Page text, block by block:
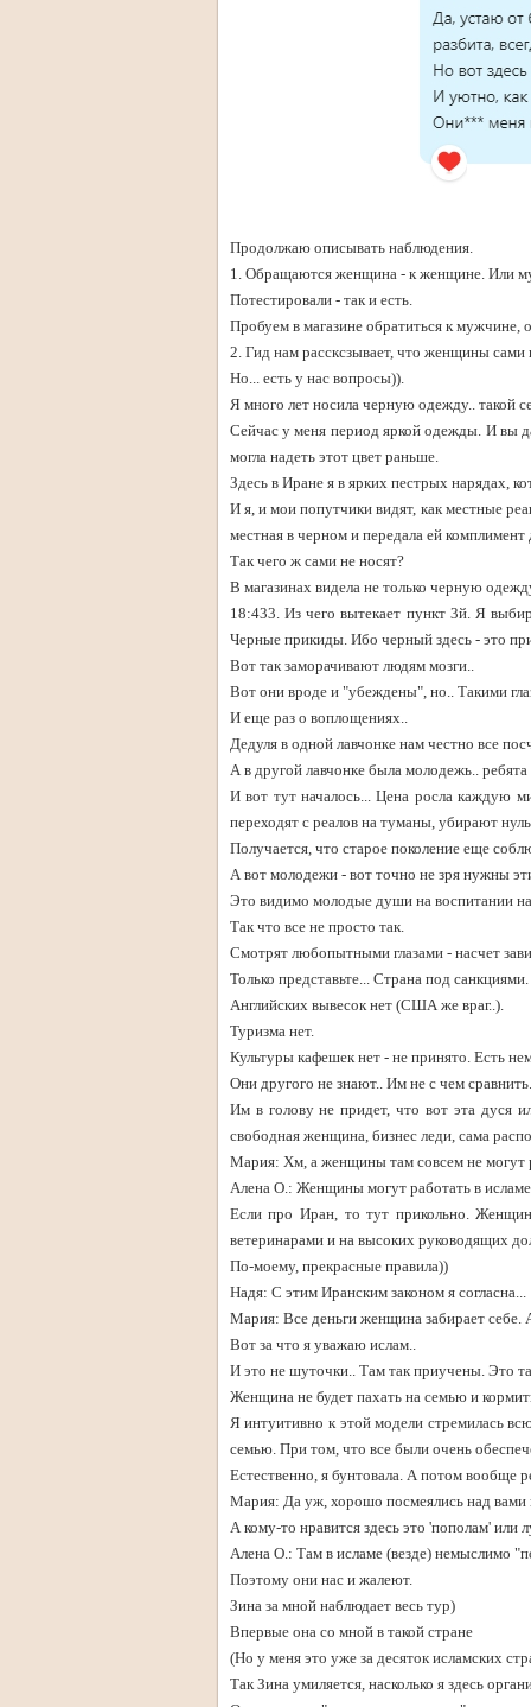
Продолжаю описывать наблюдения.
1. Обращаются женщина - к женщине. Или
Потестировали - так и есть.
Пробуем в магазине обратиться к мужчине,
2. Гид нам рассксзывает, что женщины
Но... есть у нас вопросы)).
Я много лет носила черную одежду.. такой
Сейчас у меня период яркой одежды. И вы
могла надеть этот цвет раньше.
Здесь в Иране я в ярких пестрых нарядах,
И я, и мои попутчики видят, как местные
местная в черном и передала ей
Так чего ж сами не носят?
В магазинах видела не только черную
18:433. Из чего вытекает пункт 3й. Я
Черные прикиды. Ибо черный здесь - это
Вот так заморачивают людям мозги..
Вот они вроде и "убеждены", но.. Такими
И еще раз о воплощениях..
Дедуля в одной лавчонке нам честно все
А в другой лавчонке была молодежь..
И вот тут началось... Цена росла каждую
переходят с реалов на туманы, убирают
Получается, что старое поколение еще
А вот молодежи - вот точно не зря нужны
Это видимо молодые души на воспитании
Так что все не просто так.
Смотрят любопытными глазами - насчет
Только представьте... Страна под
Английских вывесок нет (США же враг..).
Туризма нет.
Культуры кафешек нет - не принято. Есть
Они другого не знают.. Им не с чем сравнить.
Им в голову не придет, что вот эта дуся
свободная женщина, бизнес леди, сама
Мария: Хм, а женщины там совсем не могут
Алена О.: Женщины могут работать в
Если про Иран, то тут прикольно.
ветеринарами и на высоких руководящих
По-моему, прекрасные правила))
Надя: С этим Иранским законом я согласна...
Мария: Все деньги женщина забирает себе.
Вот за что я уважаю ислам..
И это не шуточки.. Там так приучены. Это
Женщина не будет пахать на семью и
Я интуитивно к этой модели стремилась
семью. При том, что все были очень
Естественно, я бунтовала. А потом вообще
Мария: Да уж, хорошо посмеялись над
А кому-то нравится здесь это 'пополам' или
Алена О.: Там в исламе (везде) немыслимо
Поэтому они нас и жалеют.
Зина за мной наблюдает весь тур)
Впервые она со мной в такой стране
(Но у меня это уже за десяток исламских
Так Зина умиляется, насколько я здесь